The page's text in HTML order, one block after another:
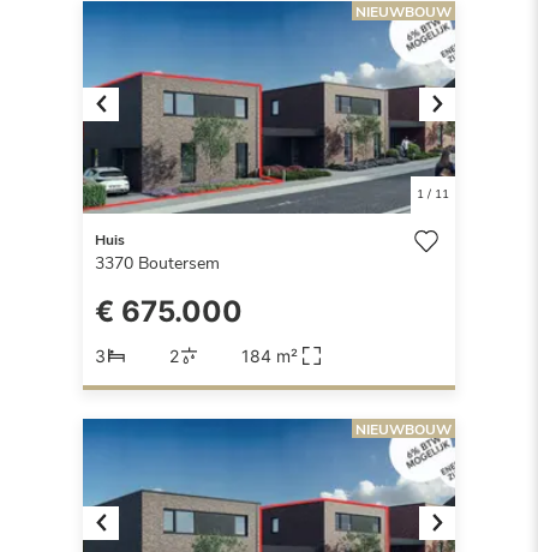
Previous Next
1/ 11
NIEUWBOUW
Huis
3370 Boutersem
€ 675.000
3 2 184 m²
Previous Next
NIEUWBOUW